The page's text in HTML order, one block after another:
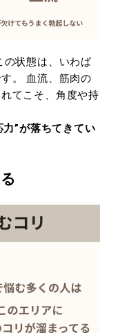
の状態は、いわば
。 血流、筋肉の
てこそ、角度や持
”が落ちてきてい